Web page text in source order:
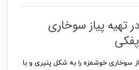
تهیه پیاز سوخاری
سوخاری خوشمزه را به شکل پنیری و با